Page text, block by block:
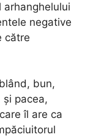
negative
către
bun,
pacea,
îl are ca